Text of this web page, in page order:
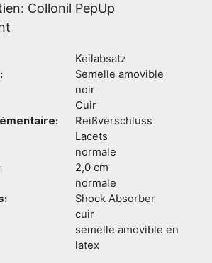
Collonil PepUp
Keilabsatz
Semelle amovible
noir
Cuir
Reißverschluss
Lacets
normale
2,0 cm
normale
Shock Absorber
cuir
semelle amovible en
latex